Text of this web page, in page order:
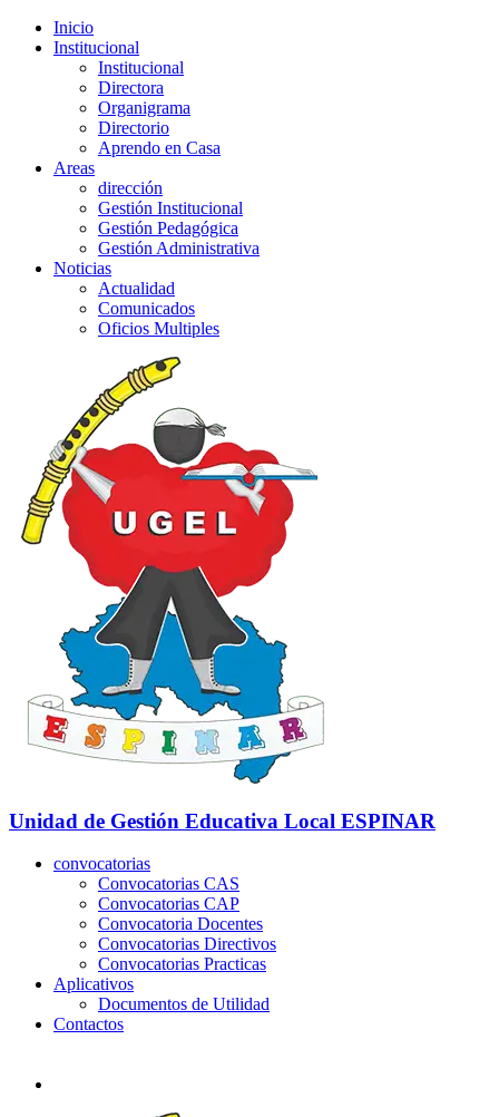
Inicio
Institucional
Institucional
Directora
Organigrama
Directorio
Aprendo en Casa
Areas
dirección
Gestión Institucional
Gestión Pedagógica
Gestión Administrativa
Noticias
Actualidad
Comunicados
Oficios Multiples
Unidad de Gestión Educativa Local ESPINAR
convocatorias
Convocatorias CAS
Convocatorias CAP
Convocatoria Docentes
Convocatorias Directivos
Convocatorias Practicas
Aplicativos
Documentos de Utilidad
Contactos